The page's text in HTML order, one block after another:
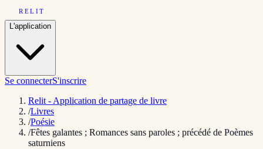
RELIT
L'application
Se connecterS'inscrire
Relit - Application de partage de livre
/Livres
/Poésie
/Fêtes galantes ; Romances sans paroles ; précédé de Poèmes
saturniens